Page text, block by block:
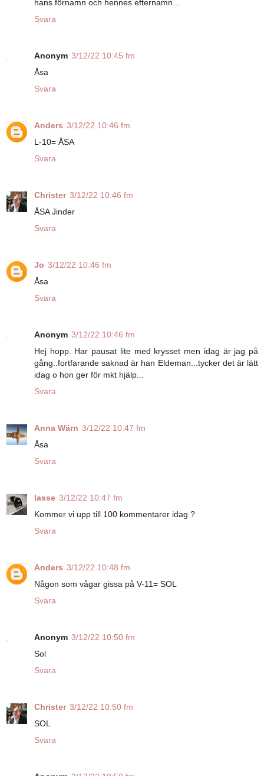
hans förnamn och hennes efternamn…
Svara
Anonym 3/12/22 10:45 fm
Åsa
Svara
Anders 3/12/22 10:46 fm
L-10= ÅSA
Svara
Christer 3/12/22 10:46 fm
ÅSA Jinder
Svara
Jo 3/12/22 10:46 fm
Åsa
Svara
Anonym 3/12/22 10:46 fm
Hej hopp. Har pausat lite med krysset men idag är jag på
gång..fortfarande saknad är han Eldeman...tycker det är lätt
idag o hon ger för mkt hjälp...
Svara
Anna Wärn 3/12/22 10:47 fm
Åsa
Svara
lasse 3/12/22 10:47 fm
Kommer vi upp till 100 kommentarer idag ?
Svara
Anders 3/12/22 10:48 fm
Någon som vågar gissa på V-11= SOL
Svara
Anonym 3/12/22 10:50 fm
Sol
Svara
Christer 3/12/22 10:50 fm
SOL
Svara